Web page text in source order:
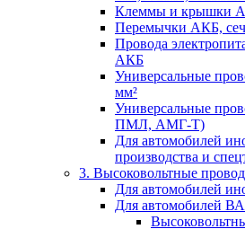
Клеммы и крышки
Перемычки АКБ,
Провода
АКБ
Универсальные
мм²
Универсальные
ПМЛ, АМГ-Т)
Для автомобилей
производства и
3. Высоковольтные
Для автомобилей
Для автомобилей